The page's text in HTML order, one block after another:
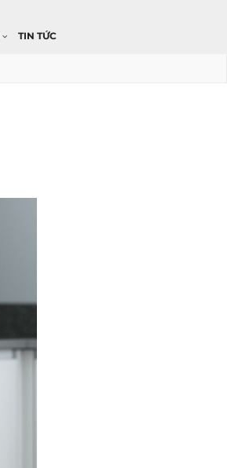
TIN TỨC